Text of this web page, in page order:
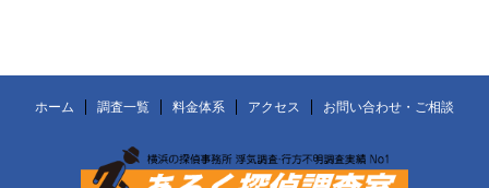
ホーム 調査一覧 料金体系 アクセス お問い合わせ・ご相談